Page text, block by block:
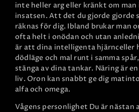
inte heller arg eller kränkt om
insatsen. Att det du gjorde gjorde
räknas för dig. Ibland brukar man
ofta helt i onödan och utan
är att dina intelligenta hjärnceller
dödläge och mal runt i samma
stänga av dina tankar. Näring är
liv. Oron kan snabbt ge dig
alfa och omega.
Vågens personlighet Du är nästan